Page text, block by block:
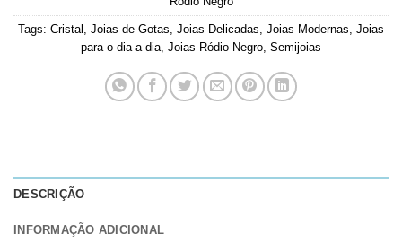
Tags: Cristal Joias de Gotas Joias Delicadas Joias Modernas Joias
para o dia a dia Joias Ródio Negro Semijoias
DESCRIÇÃO
INFORMAÇÃO ADICIONAL